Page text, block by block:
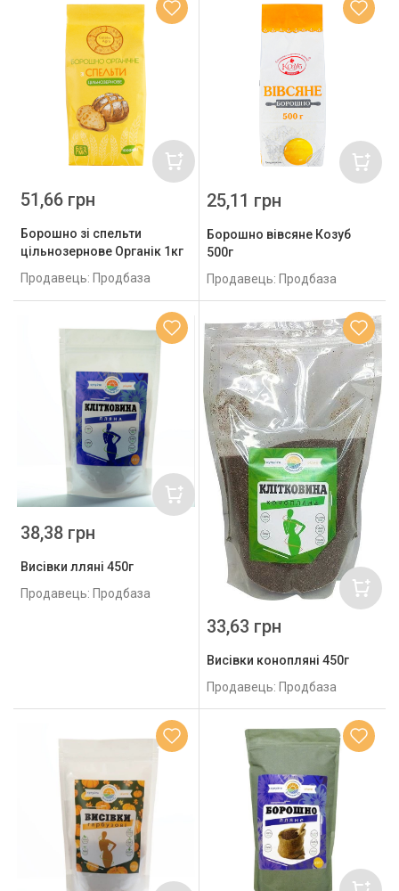
Борошно зі спельти
цільнозернове Органік 1кг
Продавець: Продбаза
51,66 грн
Борошно вівсяне Козуб
500г
Продавець: Продбаза
25,11 грн
Висівки лляні 450г
Продавець: Продбаза
38,38 грн
Висівки конопляні 450г
Продавець: Продбаза
33,63 грн